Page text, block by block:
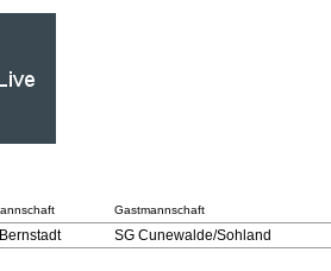
Gastmannschaft
SG Cunewalde/Sohland